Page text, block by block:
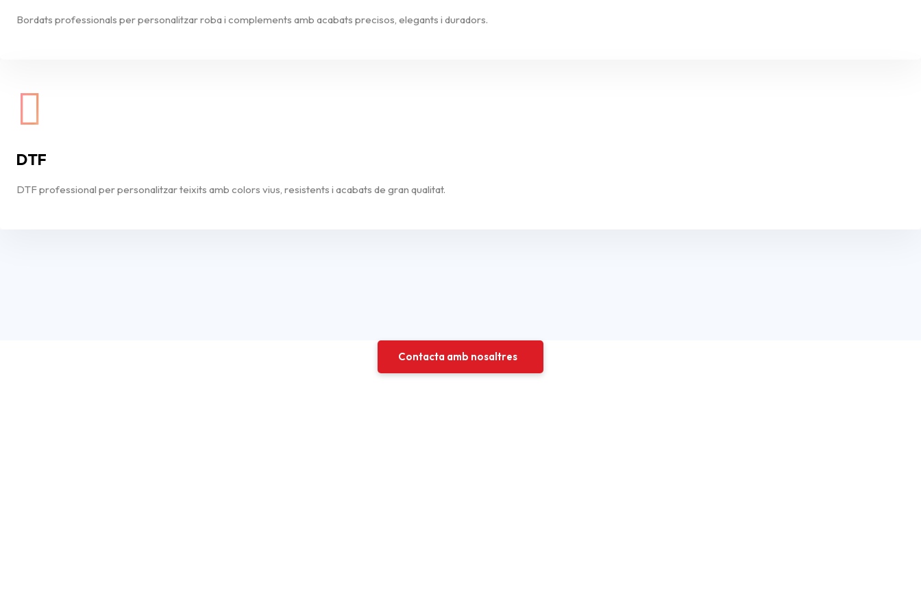
Bordats professionals per personalitzar roba i complements amb acabats precisos, elegants i duradors.
DTF
DTF professional per personalitzar teixits amb colors vius, resistents i acabats de gran qualitat.
Contacta amb nosaltres